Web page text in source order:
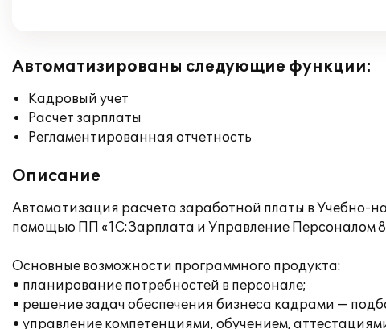
Автоматизированы следующие функции:
Кадровый учет
Расчет зарплаты
Регламентированная отчетность
Описание
Автоматизация расчета заработной платы в Учебно-
помощью ПП «1С:Зарплата и Управление Персоналом
Основные возможности программного продукта:
• планирование потребностей в персонале;
• решение задач обеспечения бизнеса кадрами —
• управление компетенциями, обучением,